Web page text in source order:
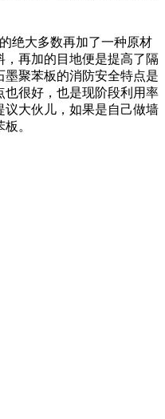
绝大多数再加了一种原材
再加的目地便是提高了隔
聚苯板的消防安全特点是
很好，也是现阶段利用率
议大伙儿，如果是自己做墙
。